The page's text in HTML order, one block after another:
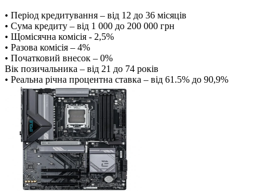
• Період кредитування – від 12 до 36 місяців
• Сума кредиту – від 1 000 до 200 000 грн
• Щомісячна комісія - 2,5%
• Разова комісія – 4%
• Початковий внесок – 0%
Вік позичальника – від 21 до 74 років
• Реальна річна процентна ставка – від 61.5% до 90,9%